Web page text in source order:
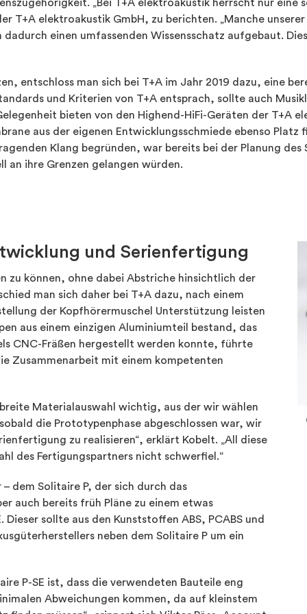
„Bei T+A elektroakustik herrscht nur eine
T+A elektroakustik GmbH, zu berichten. „Manche
einen umfassenden Wissensschatz aufgebaut.
entschloss man sich bei T+A im Jahr 2019 dazu, eine
und Kriterien von T+A entsprach, sollte auch
bieten von den Highend-HiFi-Geräten der T+A
aus der eigenen Entwicklungsschmiede ebenso Platz
Klang begründen, war bereits bei der Planung
an ihre Grenzen gelangen würden.
und Serienfertigung
zu können, ohne dabei Abstriche hinsichtlich der
man sich daher bei T+A dazu, nach einem
der Kopfhörermuschel Unterstützung leisten
aus einem einzigen Aluminiumteil bestand, das
CNC-Fräßen hergestellt werden konnte, führte
Zusammenarbeit mit einem kompetenten
Materialauswahl wichtig, aus der wir wählen
die Prototypenphase abgeschlossen war, wir
zu realisieren“, erklärt Kobelt. „All diese
des Fertigungspartners nicht schwerfiel.“
dem Solitaire P, der sich durch das
auch bereits früh Pläne zu einem etwas
sollte aus den Kunststoffen ABS, PCABS und
neben dem Solitaire P um ein
P-SE ist, dass die verwendeten Bauteile eng
Abweichungen kommen, da auf kleinstem